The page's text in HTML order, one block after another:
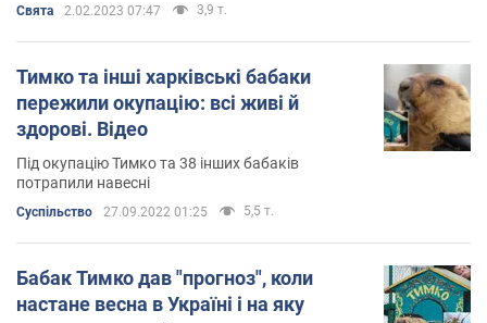
Свята 2.02.2023 07:47 3,9 т.
Тимко та інші харківські бабаки
пережили окупацію: всі живі й
здорові. Відео
Під окупацію Тимко та 38 інших бабаків
потрапили навесні
Суспільство 27.09.2022 01:25 5,5 т.
Бабак Тимко дав "прогноз", коли
настане весна в Україні і на яку